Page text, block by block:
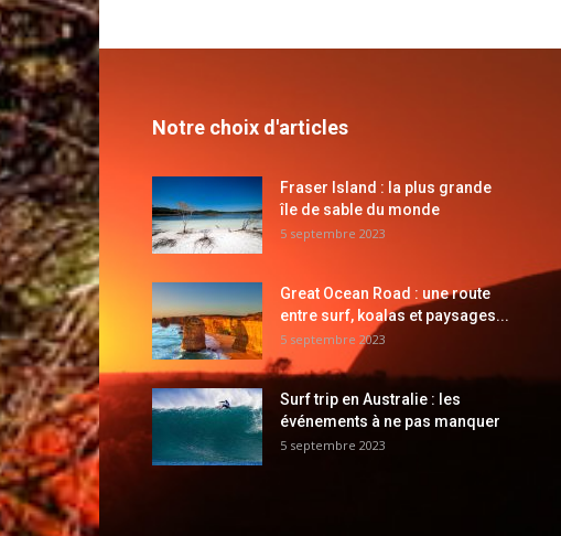
Notre choix d'articles
Fraser Island : la plus grande
île de sable du monde
5 septembre 2023
Great Ocean Road : une route
entre surf, koalas et paysages...
5 septembre 2023
Surf trip en Australie : les
événements à ne pas manquer
5 septembre 2023